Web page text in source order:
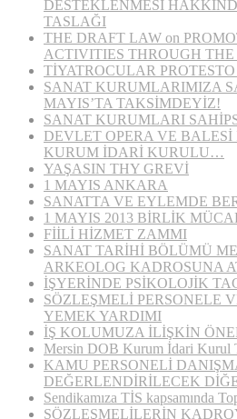
DESTEKLENMESİ
TASLAĞI
THE DRAFT LAW on
ACTIVITIES THROUGH
TİYATROCULAR
SANAT KURUMLARIMIZA
MAYIS’TA TAKSİMDEYİZ!
SANAT KURUMLARI
DEVLET OPERA VE
KURUM İDARİ KURULU…
YAŞASIN THY GREVİ
1 MAYIS ANKARA
SANATTA VE EYLEMDE
1 MAYIS 2013 BİRLİK
FİİLİ HİZMET ZAMMI
SANAT TARİHİ BÖLÜMÜ
ARKEOLOG KADROSUNA
İŞYERİNDE PSİKOLOJİK
SÖZLEŞMELİ PERSONELE
YEMEK YARDIMI
İŞ KOLUMUZA İLİŞKİN
Mersin DOB Kurum İdari Kurul
KAMU PERSONELİ
DEĞERLENDİRİLECEK
Sendikamıza TİS kapsamında
SÖZLEŞMELİLERİN